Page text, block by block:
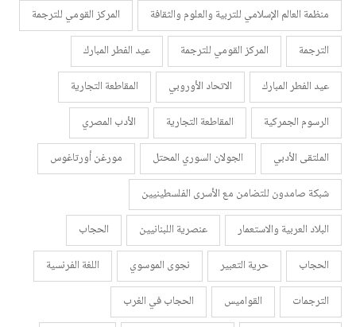
منظمة العالم الإسلامي للتربية والعلوم والثقافة
المركز القومي للترجمة
الترجمة
المركز القومي للترجمة
عيد الفطر المبارك
عيد الفطر المبارك
الاتحاد الأوروبي
المقاطعة التجارية
الرسوم الجمركية
المقاطعة التجارية
الأدب المصري
الملتقى الأدبي
الجولان السوري المحتل
مورغن أورتاغوس
شبكة صامدون للتضامن مع الأسرى الفلسطينيين
البلاد العربية والاستعمار
عنصرية اللبنانيين
الحجاب
الحجاب
حرية التعبير نجوى الموسوي
اللغة الفرنسية
الترجمات
القواميس
الحجاب في الغرب